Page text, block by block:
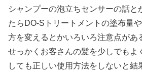
シャンプーの泡立ちセンサーの話と
たらDO-Sトリートメントの塗布量
方を変えるとかいろいろ注意点が
せっかくお客さんの髪を少しでもよ
しても正しい使用方法をしないと結